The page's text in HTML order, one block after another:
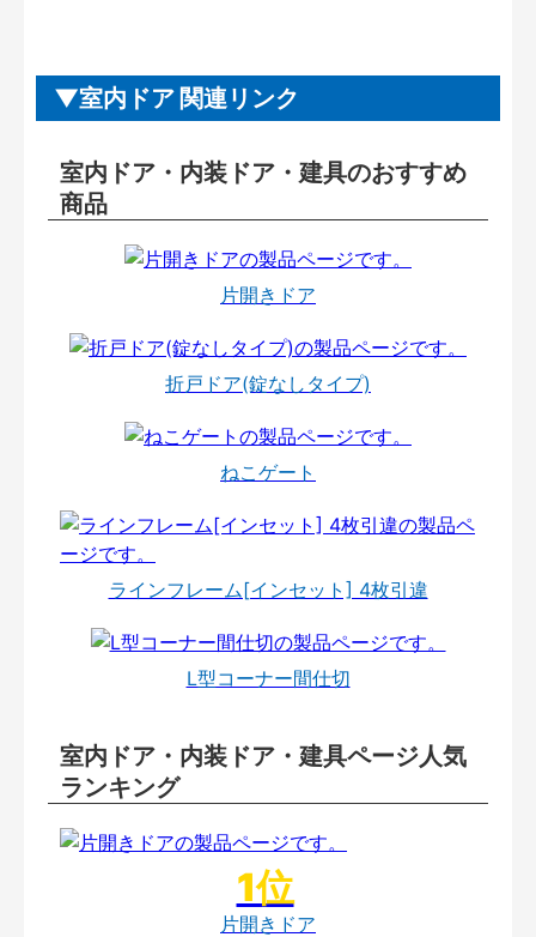
室内ドア 関連リンク
室内ドア・内装ドア・建具のおすすめ
商品
片開きドア
折戸ドア(錠なしタイプ)
ねこゲート
ラインフレーム[インセット] 4枚引違
L型コーナー間仕切
室内ドア・内装ドア・建具ページ人気
ランキング
片開きドア